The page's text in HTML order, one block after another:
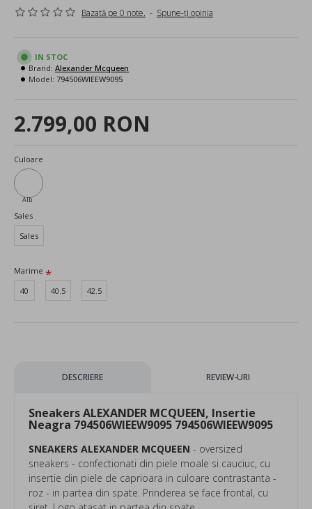
Bazată pe 0 note. - Spune-ţi opinia
2.799,00 RON
IN STOC
Brand: Alexander Mcqueen
Model: 794506WIEEW9095
Culoare
Alb
Sales
Sales
Marime
40
40.5 42.5
DESCRIERE REVIEW-URI
Sneakers ALEXANDER MCQUEEN, Insertie
Neagra 794506WIEEW9095 794506WIEEW9095
SNEAKERS ALEXANDER MCQUEEN - oversized
sneakers - confectionati din piele moale si cauciuc, cu
insertie din piele de caprioara in culoare contrastanta -
roz - in partea din spate. Prinderea se face frontal, cu